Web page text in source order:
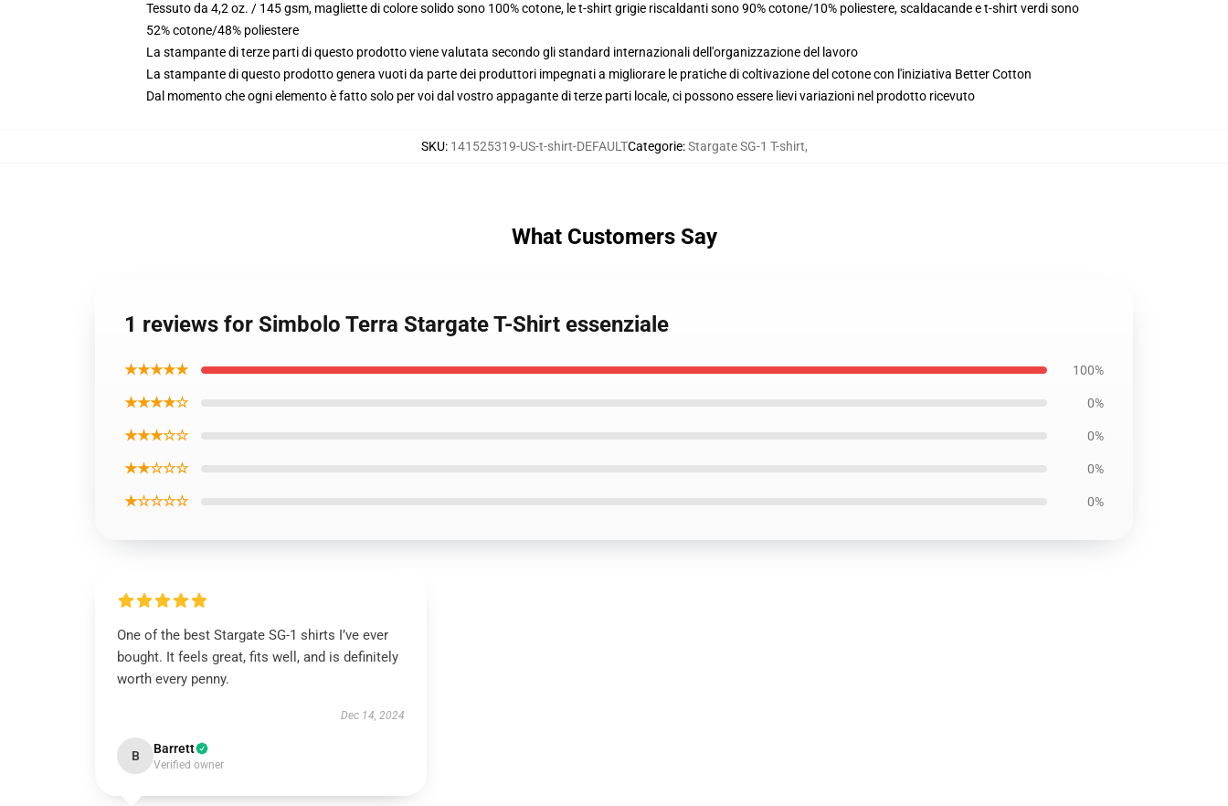
Tessuto da 4,2 oz. / 145 gsm, magliette di colore solido sono 100% cotone, le t-shirt grigie riscaldanti sono 90% cotone/10% poliestere, scaldacande e t-shirt verdi sono
52% cotone/48% poliestere
La stampante di terze parti di questo prodotto viene valutata secondo gli standard internazionali dell'organizzazione del lavoro
La stampante di questo prodotto genera vuoti da parte dei produttori impegnati a migliorare le pratiche di coltivazione del cotone con l'iniziativa Better Cotton
Dal momento che ogni elemento è fatto solo per voi dal vostro appagante di terze parti locale, ci possono essere lievi variazioni nel prodotto ricevuto
SKU: 141525319-US-t-shirt-DEFAULTCategorie:Stargate SG-1 T-shirt,
What Customers Say
1 reviews for Simbolo Terra Stargate T-Shirt essenziale
★★★★★ 100%
★★★★☆ 0%
★★★☆☆ 0%
★★☆☆☆ 0%
★☆☆☆☆ 0%
One of the best Stargate SG-1 shirts I’ve ever
bought. It feels great, fits well, and is definitely
worth every penny.
Dec 14, 2024
B Barrett
Verified owner